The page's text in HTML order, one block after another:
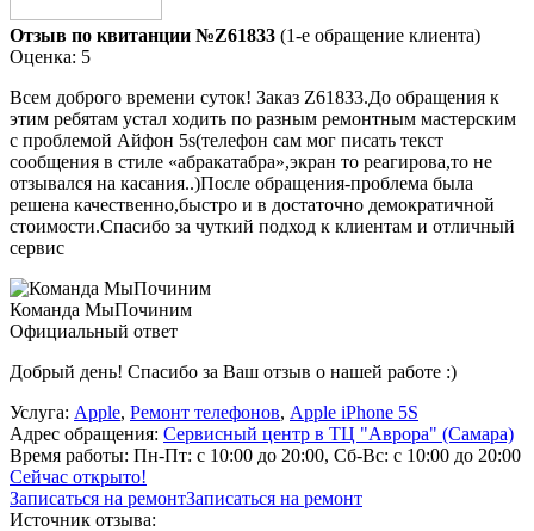
Отзыв по квитанции №Z61833 (1-е обращение клиента)
Оценка: 5
Всем доброго времени суток! Заказ Z61833.До обращения к
этим ребятам устал ходить по разным ремонтным мастерским
с проблемой Айфон 5s(телефон сам мог писать текст
сообщения в стиле «абракатабра»,экран то реагирова,то не
отзывался на касания..)После обращения-проблема была
решена качественно,быстро и в достаточно демократичной
стоимости.Спасибо за чуткий подход к клиентам и отличный
сервис
Команда МыПочиним
Официальный ответ
Добрый день! Спасибо за Ваш отзыв о нашей работе :)
Услуга: Apple, Ремонт телефонов, Apple iPhone 5S
Адрес обращения: Сервисный центр в ТЦ "Аврора" (Самара)
Время работы: Пн-Пт: с 10:00 до 20:00, Сб-Вс: с 10:00 до 20:00
Сейчас открыто!
Записаться на ремонтЗаписаться на ремонт
Источник отзыва: